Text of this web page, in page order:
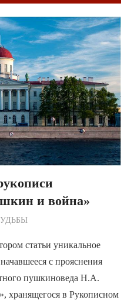
и война»
статьи уникальное
с прояснения
пушкиноведа Н.А.
хранящегося в Рукописном